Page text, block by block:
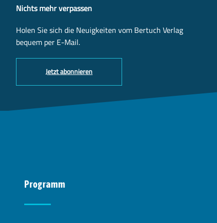
Nichts mehr verpassen
Holen Sie sich die Neuigkeiten vom Bertuch Verlag
bequem per E-Mail.
Jetzt abonnieren
Programm